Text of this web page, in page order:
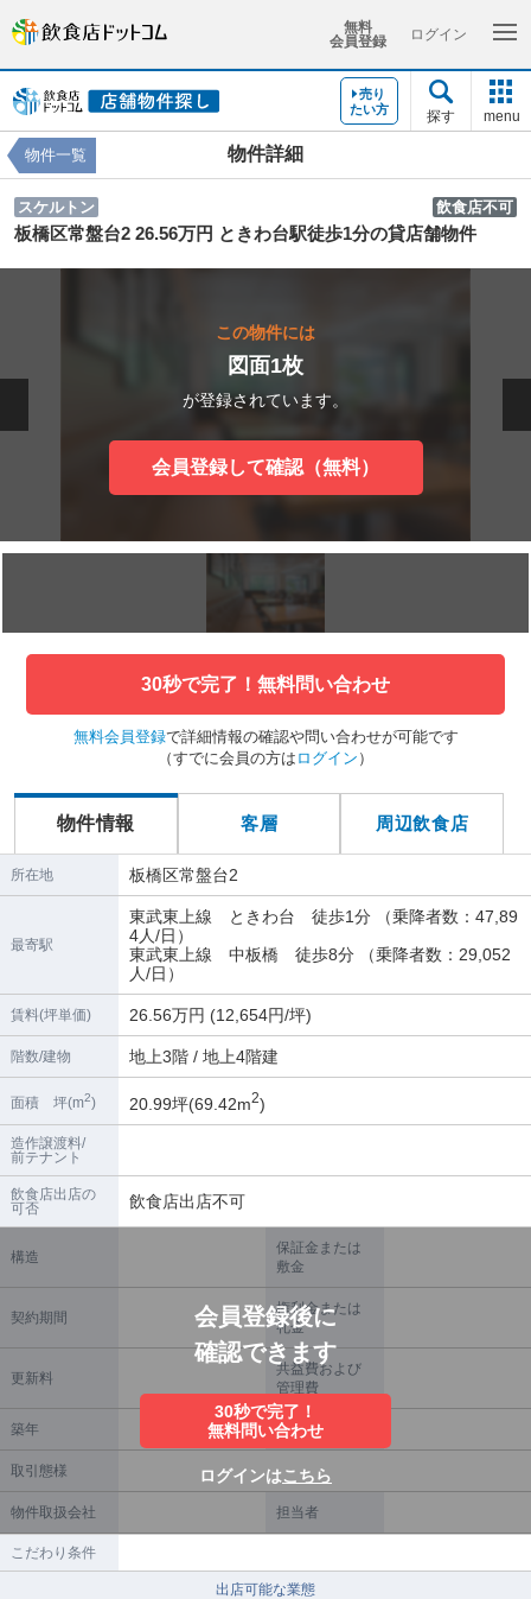
無料
会員登録
ログイン
売り
たい方
探す menu
物件詳細
物件一覧
スケルトン 飲食店不可
板橋区常盤台2 26.56万円 ときわ台駅徒歩1分の貸店舗物件
この物件には
図面1枚
が登録されています。
会員登録して確認（無料）
30秒で完了！無料問い合わせ
無料会員登録で詳細情報の確認や問い合わせが可能です
（すでに会員の方は ログイン ）
物件情報 客層 周辺飲食店
所在地 板橋区常盤台2
最寄駅
東武東上線 ときわ台 徒歩1分 （乗降者数：47,89
4人/日）
東武東上線 中板橋 徒歩8分 （乗降者数：29,052
人/日）
賃料(坪単価) 26.56万円 (12,654円/坪)
階数/建物 地上3階 / 地上4階建
面積 坪(m2) 20.99坪(69.42m2)
造作譲渡料/
前テナント
飲食店出店の
可否
飲食店出店不可
構造
保証金または
敷金
契約期間
権利金または
礼金
更新料
共益費および
管理費
築年 償却
取引態様
物件取扱会社 担当者
会員登録後に
確認できます
30秒で完了！
無料問い合わせ
ログインはこちら
こだわり条件
出店可能な業態